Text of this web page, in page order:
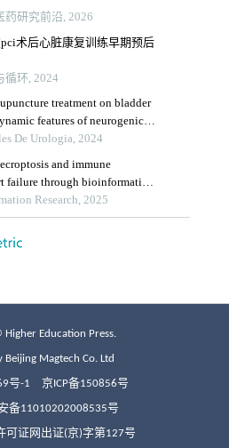
Education Press.
Beijing Magtech Co. Ltd
号-1 京ICP备150856号
备11010202008535号
可证网出证(京)字第127号